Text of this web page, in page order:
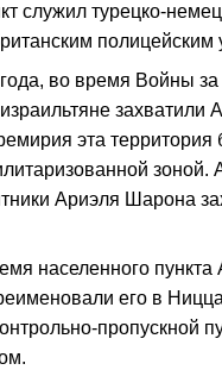
служил турецко-
полицейским
во время Войны за
захватили
эта территория
зоной.
Ариэля Шарона
населенного пункта
его в
пропускной